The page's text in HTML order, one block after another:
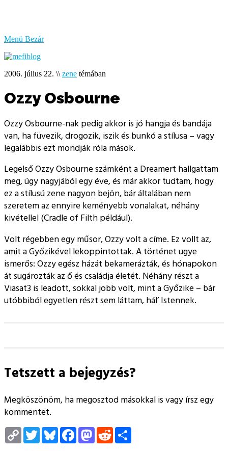
Menü Bezár
2006. július 22. \\ zene témában
Ozzy Osbourne
Ozzy Osbourne-nak pedig akkor is jó hangja és bandája
van, ha füvezik, drogozik, iszik és bunkó a stílusa – vagy
legalábbis ezt mondják róla mások.
Legelső Ozzy Osbourne számként a Dreamert hallgattam
meg, úgy nagyjából egy éve, és már akkor tudtam, hogy
ez a stílusú zene nagyon bejön, bár általában nem
szeretem az ennyire keményebb vonalakat, néhány
kivétellel (Cradle of Filth például).
Volt régebben egy műsor, Ozzy volt a címe. Ez vollt az,
amit a Győzikével lekoppintottak. A történet ugye
ismerős: Ozzy egész házát bekamerázták, és hónapokon
át sugározták az ő és családja életét. Néhány részt a
Viasat3 is leadott, sokkal jobb volt, mint a Győzike – bár
utóbbiból egyetlen részt sem láttam, hál’ Istennek.
Tetszett a bejegyzés?
Megköszönöm, ha megosztod másokkal is vagy írsz egy
kommentet.
Copy
Link
TwitterBlueskyFacebookMastodon
Reddit